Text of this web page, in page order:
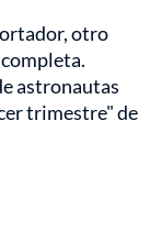
otro
astronautas
trimestre" de